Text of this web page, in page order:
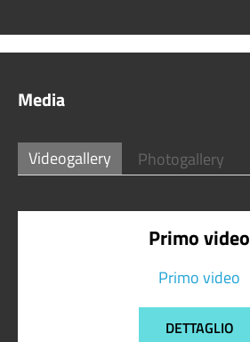
Media
Videogallery Photogallery
Primo video
Primo video
DETTAGLIO